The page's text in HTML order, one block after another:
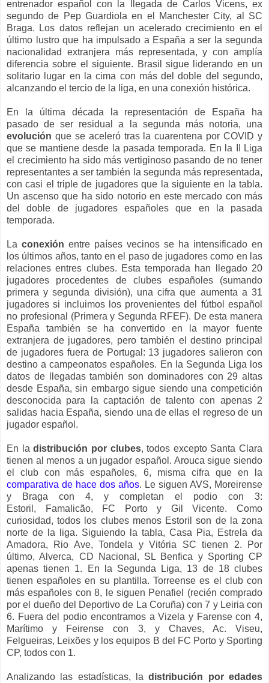
entrenador español con la llegada de Carlos Vicens, ex
segundo de Pep Guardiola en el Manchester City, al SC
Braga. Los datos reflejan un acelerado crecimiento en el
último lustro que ha impulsado a España a ser la segunda
nacionalidad extranjera más representada, y con amplía
diferencia sobre el siguiente. Brasil sigue liderando en un
solitario lugar en la cima con más del doble del segundo,
alcanzando el tercio de la liga, en una conexión histórica.
En la última década la representación de España ha
pasado de ser residual a la segunda más notoria, una
evolución que se aceleró tras la cuarentena por COVID y
que se mantiene desde la pasada temporada. En la II Liga
el crecimiento ha sido más vertiginoso pasando de no tener
representantes a ser también la segunda más representada,
con casi el triple de jugadores que la siguiente en la tabla.
Un ascenso que ha sido notorio en este mercado con más
del doble de jugadores españoles que en la pasada
temporada.
La conexión entre países vecinos se ha intensificado en
los últimos años, tanto en el paso de jugadores como en las
relaciones entres clubes. Esta temporada han llegado 20
jugadores procedentes de clubes españoles (sumando
primera y segunda división), una cifra que aumenta a 31
jugadores si incluimos los provenientes del fútbol español
no profesional (Primera y Segunda RFEF). De esta manera
España también se ha convertido en la mayor fuente
extranjera de jugadores, pero también el destino principal
de jugadores fuera de Portugal: 13 jugadores salieron con
destino a campeonatos españoles. En la Segunda Liga los
datos de llegadas también son dominadores con 29 altas
desde España, sin embargo sigue siendo una competición
desconocida para la captación de talento con apenas 2
salidas hacia España, siendo una de ellas el regreso de un
jugador español.
En ladistribución por clubes, todos excepto Santa Clara
tienen al menos a un jugador español. Arouca sigue siendo
el club con más españoles, 6, misma cifra que en la
comparativa de hace dos años. Le siguen AVS, Moreirense
y Braga con 4, y completan el podio con 3:
Estoril, Famalicão, FC Porto y Gil Vicente. Como
curiosidad, todos los clubes menos Estoril son de la zona
norte de la liga. Siguiendo la tabla, Casa Pia, Estrela da
Amadora, Rio Ave, Tondela y Vitória SC tienen 2. Por
último, Alverca, CD Nacional, SL Benfica y Sporting CP
apenas tienen 1. En la Segunda Liga, 13 de 18 clubes
tienen españoles en su plantilla. Torreense es el club con
más españoles con 8, le siguen Penafiel (recién comprado
por el dueño del Deportivo de La Coruña) con 7 y Leiria con
6. Fuera del podio encontramos a Vizela y Farense con 4,
Marítimo y Feirense con 3, y Chaves, Ac. Viseu,
Felgueiras, Leixões y los equipos B del FC Porto y Sporting
CP, todos con 1.
Analizando las estadísticas, ladistribución por edades